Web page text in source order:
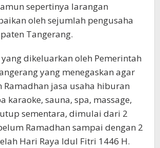
sepertinya larangan
oleh sejumlah pengusaha
Tangerang.
dikeluarkan oleh Pemerintah
yang menegaskan agar
Ramadhan jasa usaha hiburan
karaoke, sauna, spa, massage,
sementara, dimulai dari 2
Ramadhan sampai dengan 2
Hari Raya Idul Fitri 1446 H.